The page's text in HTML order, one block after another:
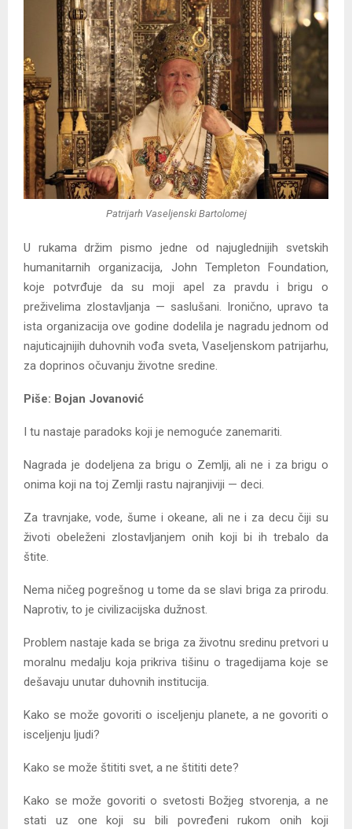
M
E
N
U
Patrijarh Vaseljenski Bartolomej
U rukama držim pismo jedne od najuglednijih svetskih
humanitarnih organizacija, John Templeton Foundation,
koje potvrđuje da su moji apel za pravdu i brigu o
preživelima zlostavljanja — saslušani. Ironično, upravo ta
ista organizacija ove godine dodelila je nagradu jednom od
najuticajnijih duhovnih vođa sveta, Vaseljenskom patrijarhu,
za doprinos očuvanju životne sredine.
Piše: Bojan Jovanović
I tu nastaje paradoks koji je nemoguće zanemariti.
Nagrada je dodeljena za brigu o Zemlji, ali ne i za brigu o
onima koji na toj Zemlji rastu najranjiviji — deci.
Za travnjake, vode, šume i okeane, ali ne i za decu čiji su
životi obeleženi zlostavljanjem onih koji bi ih trebalo da
štite.
Nema ničeg pogrešnog u tome da se slavi briga za prirodu.
Naprotiv, to je civilizacijska dužnost.
Problem nastaje kada se briga za životnu sredinu pretvori u
moralnu medalju koja prikriva tišinu o tragedijama koje se
dešavaju unutar duhovnih institucija.
Kako se može govoriti o isceljenju planete, a ne govoriti o
isceljenju ljudi?
Kako se može štititi svet, a ne štititi dete?
Kako se može govoriti o svetosti Božjeg stvorenja, a ne
stati uz one koji su bili povređeni rukom onih koji